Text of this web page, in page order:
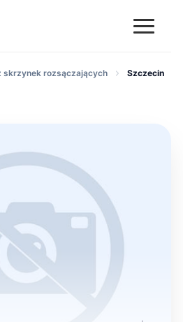
skrzynek rozsączających Szczecin